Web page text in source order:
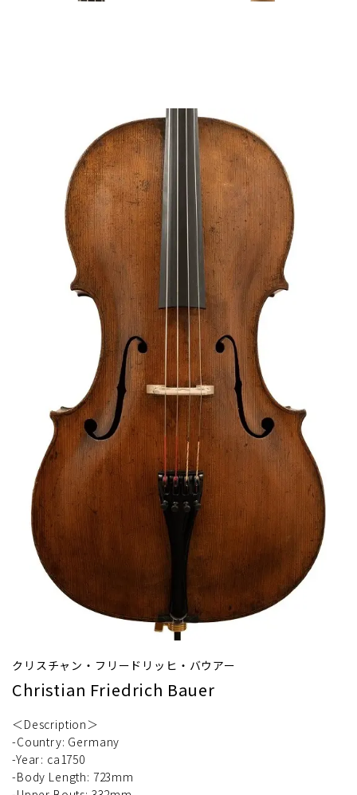
クリスチャン・フリードリッヒ・バウアー
Christian Friedrich Bauer
＜Description＞
-Country: Germany
-Year: ca1750
-Body Length: 723mm